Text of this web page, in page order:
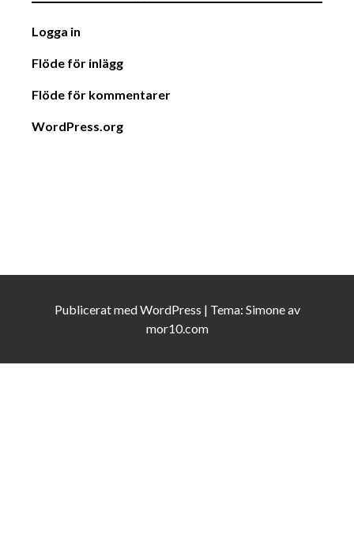
Logga in
Flöde för inlägg
Flöde för kommentarer
WordPress.org
Publicerat medWordPress | Tema: Simoneav
mor10.com